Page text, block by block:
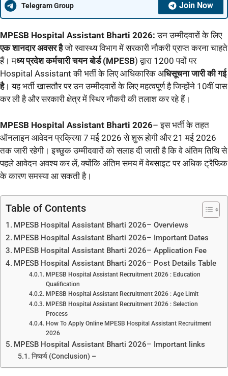
Telegram Group Join Now
MPESB Hospital Assistant Bharti 2026: उन उम्मीदवारों के लिए
एक शानदार अवसर हैजो स्वास्थ्य विभाग में सरकारी नौकरी प्राप्त करना चाहते
हैं। मध्य प्रदेश कर्मचारी चयन बोर्ड (MPESB) द्वारा 1200 पदों पर
Hospital Assistant की भर्ती के लिए आधिकारिक अधिसूचना जारी की गई
है। यह भर्ती खासतौर पर उन उम्मीदवारों के लिए महत्वपूर्ण है जिन्होंने 10वीं पास
कर ली है और सरकारी क्षेत्र में स्थिर नौकरी की तलाश कर रहे हैं।
MPESB Hospital Assistant Bharti 2026– इस भर्ती के तहत
ऑनलाइन आवेदन प्रक्रिया 7 मई 2026 से शुरू होगी और 21 मई 2026
तक जारी रहेगी। इच्छुक उम्मीदवारों को सलाह दी जाती है कि वे अंतिम तिथि से
पहले आवेदन अवश्य कर लें, क्योंकि अंतिम समय में वेबसाइट पर अधिक ट्रैफिक
के कारण समस्या आ सकती है।
Table of Contents
MPESB Hospital Assistant Bharti 2026– Overviews
MPESB Hospital Assistant Bharti 2026– Important Dates
MPESB Hospital Assistant Bharti 2026– Application Fee
MPESB Hospital Assistant Bharti 2026– Post Details Table
MPESB Hospital Assistant Recruitment 2026 : Education
Qualification
MPESB Hospital Assistant Recruitment 2026 : Age Limit
MPESB Hospital Assistant Recruitment 2026 : Selection
Process
How To Apply Online MPESB Hospital Assistant Recruitment
2026
MPESB Hospital Assistant Bharti 2026– Important links
निष्कर्ष (Conclusion) –